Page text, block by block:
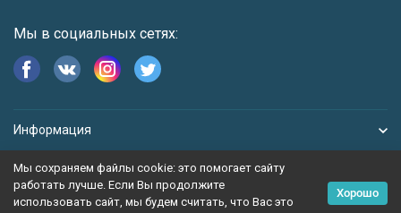
Мы в социальных сетях:
Информация
Мы сохраняем файлы cookie: это помогает сайту
работать лучше. Если Вы продолжите
использовать сайт, мы будем считать, что Вас это
Хорошо